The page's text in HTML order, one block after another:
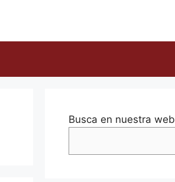
Busca en nuestra web